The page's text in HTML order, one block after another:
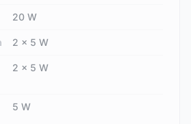
20 W
2 x 5 W
2 x 5 W
5 W